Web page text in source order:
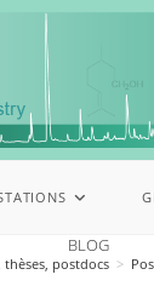
BLOG
postdocs >